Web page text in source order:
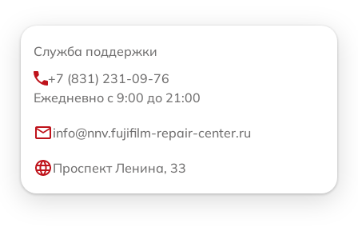
Служба поддержки
+7 (831) 231-09-76
Ежедневно с 9:00 до 21:00
info@nnv.fujifilm-repair-center.ru
Проспект Ленина, 33